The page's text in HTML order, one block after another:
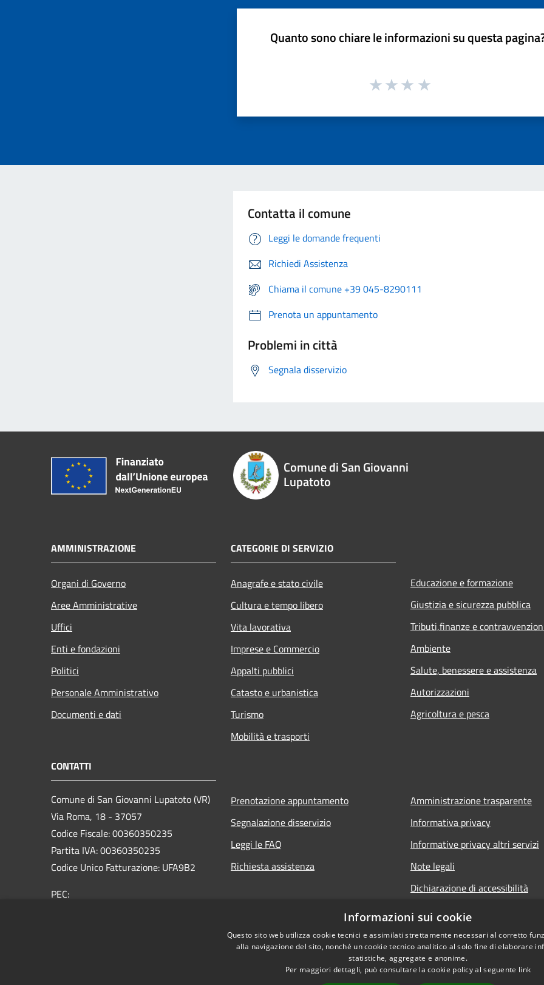
Quanto sono chiare le informazioni su questa
Contatta il comune
Leggi le domande frequenti
Richiedi Assistenza
Chiama il comune +39 045-8290111
Prenota un appuntamento
Problemi in città
Segnala disservizio
Comune di San Giovanni
Lupatoto
AMMINISTRAZIONE
Organi di Governo
Aree Amministrative
Uffici
Enti e fondazioni
Politici
Personale Amministrativo
Documenti e dati
CATEGORIE DI SERVIZIO
Anagrafe e stato civile
Cultura e tempo libero
Vita lavorativa
Imprese e Commercio
Appalti pubblici
Catasto e urbanistica
Turismo
Mobilità e trasporti
Educazione e formazione
Giustizia e sicurezza pubblica
Tributi,finanze e
Ambiente
Salute, benessere e assistenza
Autorizzazioni
Agricoltura e pesca
CONTATTI
Comune di San Giovanni Lupatoto (VR)
Via Roma, 18 - 37057
Codice Fiscale: 00360350235
Partita IVA: 00360350235
Codice Unico Fatturazione: UFA9B2
PEC:
Prenotazione appuntamento
Segnalazione disservizio
Leggi le FAQ
Richiesta assistenza
Amministrazione trasparente
Informativa privacy
Informative privacy altri servizi
Note legali
Dichiarazione di accessibilità
Informazioni sui cookie
Questo sito web utilizza cookie tecnici e assimilati strettamente necessari al corretto
alla navigazione del sito, nonché un cookie tecnico analitico al solo fine di elaborare
statistiche, aggregate e anonime.
Per maggiori dettagli, può consultare la cookie policy al seguente link